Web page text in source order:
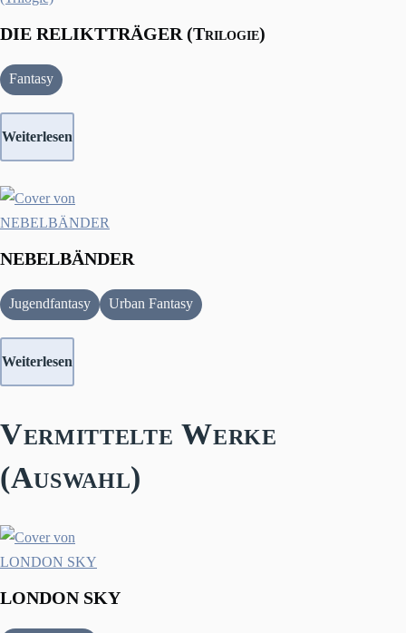
DIE RELIKTTRÄGER (Trilogie)
Fantasy
Weiterlesen
NEBELBÄNDER
Jugendfantasy Urban Fantasy
Weiterlesen
Vermittelte Werke
(Auswahl)
LONDON SKY